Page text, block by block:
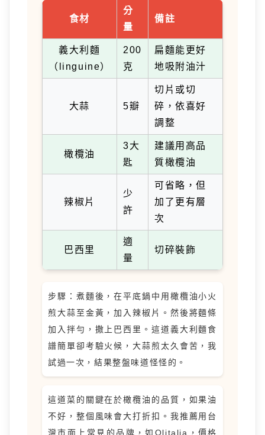
食材
分
量
備註
義大利麵
（linguine）
200
克
扁麵能更好
地吸附油汁
大蒜 5瓣
切片或切
碎，依喜好
調整
橄欖油
3大
匙
建議用高品
質橄欖油
辣椒片
少
許
可省略，但
加了更有層
次
巴西里
適
量
切碎裝飾
步驟：煮麵後，在平底鍋中用橄欖油小火
煎大蒜至金黃，加入辣椒片。然後將麵條
加入拌勻，撒上巴西里。這道義大利麵食
譜簡單卻考驗火候，大蒜煎太久會苦，我
試過一次，結果整盤味道怪怪的。
這道菜的關鍵在於橄欖油的品質，如果油
不好，整個風味會大打折扣。我推薦用台
灣市面上常見的品牌，如Olitalia，價格